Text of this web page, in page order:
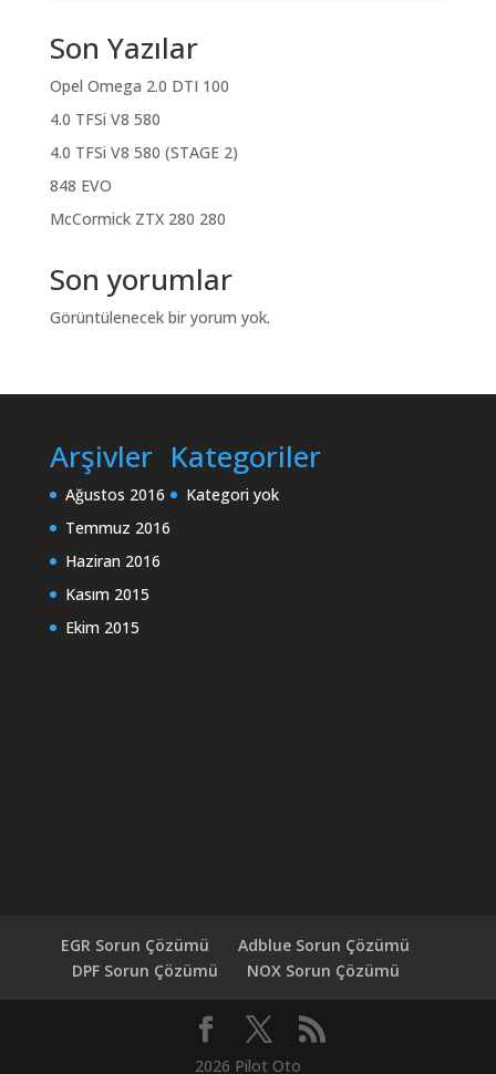
Son Yazılar
Opel Omega 2.0 DTI 100
4.0 TFSi V8 580
4.0 TFSi V8 580 (STAGE 2)
848 EVO
McCormick ZTX 280 280
Son yorumlar
Görüntülenecek bir yorum yok.
Arşivler
Ağustos 2016
Temmuz 2016
Haziran 2016
Kasım 2015
Ekim 2015
Kategoriler
Kategori yok
EGR Sorun Çözümü
Adblue Sorun Çözümü
DPF Sorun Çözümü
NOX Sorun Çözümü
2026 Pilot Oto